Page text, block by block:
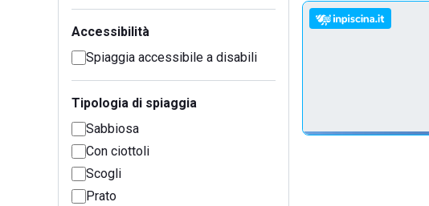
Accessibilità
Spiaggia accessibile a disabili
Tipologia di spiaggia
Sabbiosa
Con ciottoli
Scogli
Prato